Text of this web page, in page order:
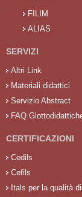
FILIM
ALIAS
SERVIZI
Altri Link
Materiali didattici
Servizio Abstract
FAQ
CERTIFICAZIONI
Cedils
Cefils
Itals per la qualità